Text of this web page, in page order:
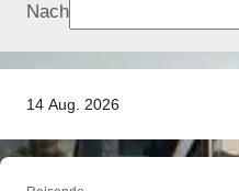
14 Aug. 2026
Nach